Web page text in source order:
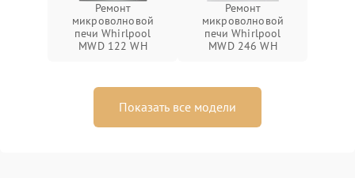
Ремонт
микроволновой
печи Whirlpool
MWD 122 WH
Ремонт
микроволновой
печи Whirlpool
MWD 246 WH
Показать все модели